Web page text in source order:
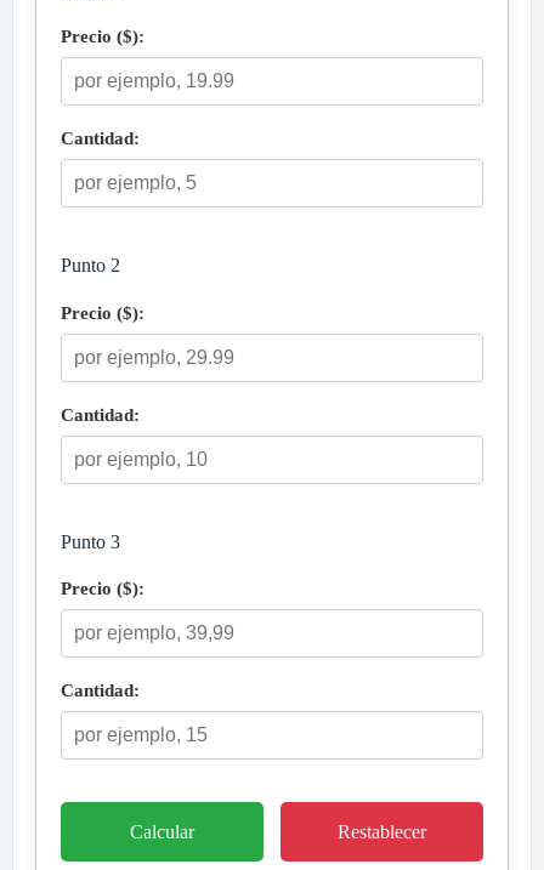
Precio ($):
Cantidad:
Punto 2
Precio ($):
Cantidad:
Punto 3
Precio ($):
Cantidad:
Calcular Restablecer